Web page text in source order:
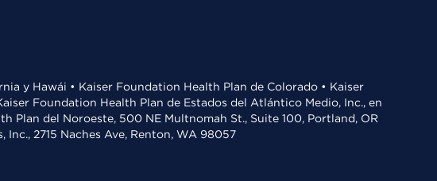
y Hawái • Kaiser Foundation Health Plan de Colorado • Kaiser
Foundation Health Plan de Estados del Atlántico Medio, Inc., en
Plan del Noroeste, 500 NE Multnomah St., Suite 100, Portland, OR
2715 Naches Ave, Renton, WA 98057